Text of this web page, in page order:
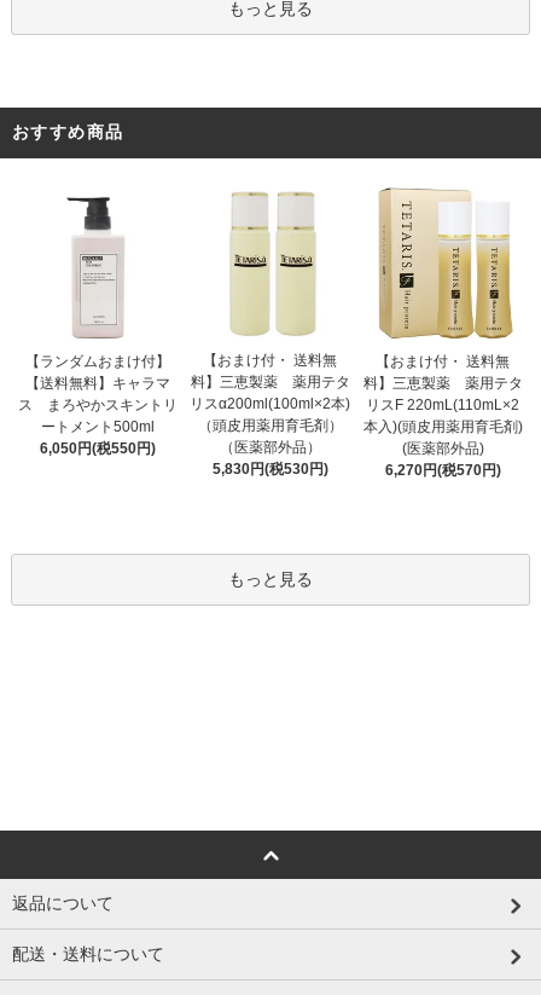
もっと見る
おすすめ商品
【ランダムおまけ付】
【送料無料】キャラマ
ス まろやかスキントリ
ートメント500ml
6,050円(税550円)
【おまけ付・ 送料無
料】三恵製薬 薬用テタ
リスα200ml(100ml×2本)
（頭皮用薬用育毛剤）
（医薬部外品）
5,830円(税530円)
【おまけ付・ 送料無
料】三恵製薬 薬用テタ
リスF 220mL(110mL×2
本入)(頭皮用薬用育毛剤)
(医薬部外品)
6,270円(税570円)
もっと見る
返品について
配送・送料について